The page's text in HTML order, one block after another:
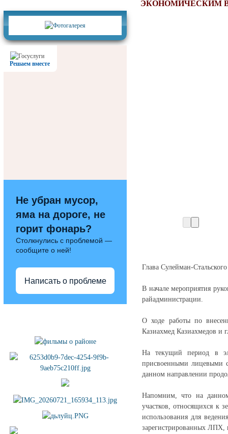
Решаем вместе
Не убран мусор,
яма на дороге, не
горит фонарь?
Столкнулись с проблемой —
сообщите о ней!
Написать о проблеме
ЭКОНОМИЧЕСКИМ
Глава Сулейман-
В начале мероприятия
райадминистрации.
О ходе работы по
Казиахмед Казиахмедов и
На текущий период в
присвоенными лицевыми
данном направлении
Напомним, что на
участков, относящихся к
использования для
зарегистрированных ЛПХ,